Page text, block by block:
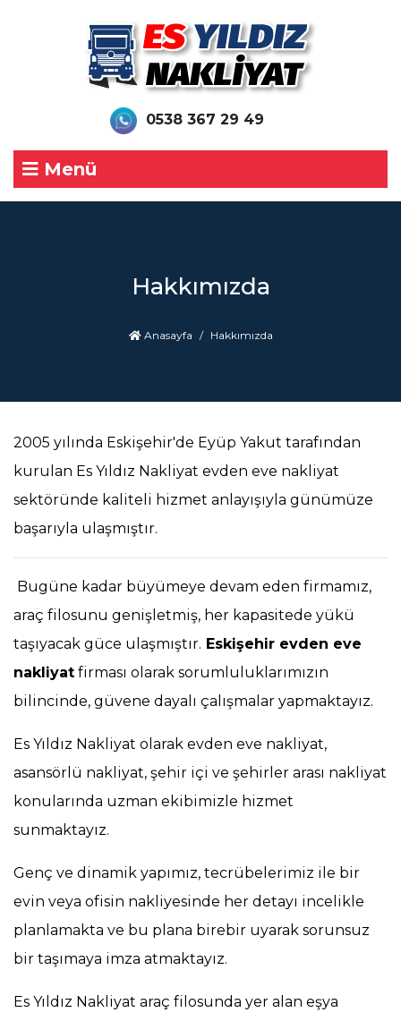
0538 367 29 49
Menü
Hakkımızda
Anasayfa Hakkımızda
2005 yılında Eskişehir'de Eyüp Yakut tarafından
kurulan Es Yıldız Nakliyat evden eve nakliyat
sektöründe kaliteli hizmet anlayışıyla günümüze
başarıyla ulaşmıştır.
Bugüne kadar büyümeye devam eden firmamız,
araç filosunu genişletmiş, her kapasitede yükü
taşıyacak güce ulaşmıştır. Eskişehir evden eve
nakliyat firması olarak sorumluluklarımızın
bilincinde, güvene dayalı çalışmalar yapmaktayız.
Es Yıldız Nakliyat olarak evden eve nakliyat,
asansörlü nakliyat, şehir içi ve şehirler arası nakliyat
konularında uzman ekibimizle hizmet
sunmaktayız.
Genç ve dinamik yapımız, tecrübelerimiz ile bir
evin veya ofisin nakliyesinde her detayı incelikle
planlamakta ve bu plana birebir uyarak sorunsuz
bir taşımaya imza atmaktayız.
Es Yıldız Nakliyat araç filosunda yer alan eşya